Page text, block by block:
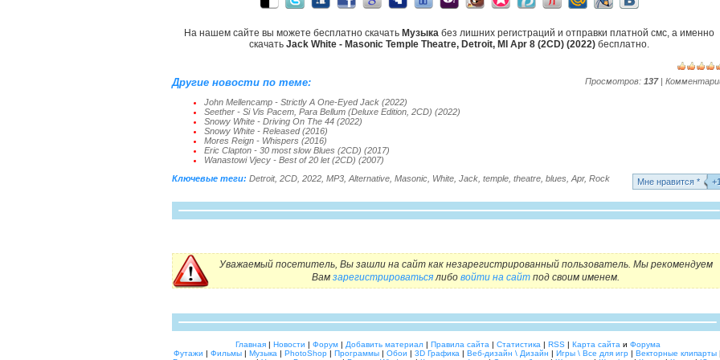
На нашем сайте вы можете бесплатно скачать Музыка без лишних регистраций и отправки платной смс, а именно
скачать Jack White - Masonic Temple Theatre, Detroit, MI Apr 8 (2CD) (2022) бесплатно.
Просмотров: 137|
Другие новости по теме:
John Mellencamp - Strictly A One-Eyed Jack (2022)
Seether - Si Vis Pacem, Para Bellum (Deluxe Edition, 2CD) (2022)
Snowy White - Driving On The 44 (2022)
Snowy White - Released (2016)
Mores Reign - Whispers (2016)
Eric Clapton - 30 most slow Blues (2CD) (2017)
Wanastowi Vjecy - Best of 20 let (2CD) (2007)
Mне нравится * +1
Ключевые теги: Detroit, 2CD 2022 MP3 Alternative Masonic White Jack temple theatre blues Apr, Rock
Уважаемый посетитель, Вы зашли на сайт как незарегистрированный пользователь. Мы рекомендуем
Вам зарегистрироватьсялибо войти на сайт под своим именем.
Главная| Новости | Форум| Добавить материал| Правила сайта | Статистика | RSS| Карта сайта и Форума
Футажи | Фильмы | Музыка | PhotoShop | Программы | Обои | 3D Графика | Веб-дизайн \ Дизайн | Игры \ Все для игр | Векторные клипарты |